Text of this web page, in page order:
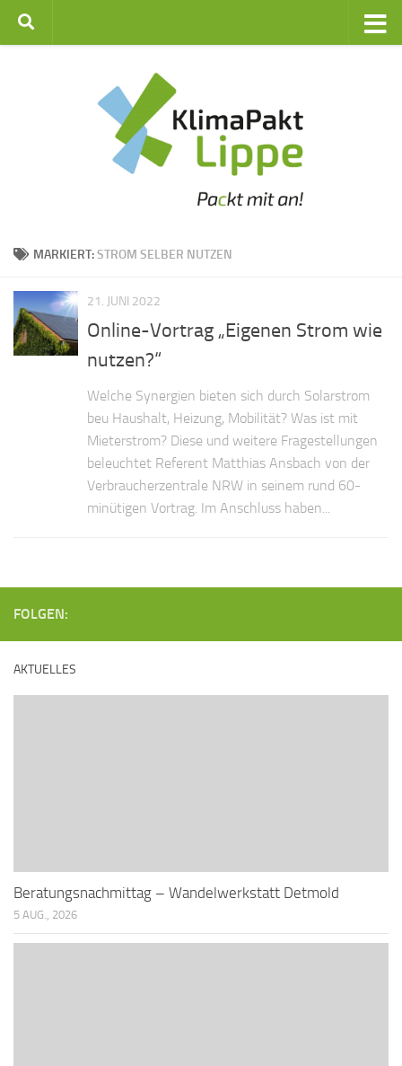
Zum Inhalt springen
MARKIERT:STROM SELBER NUTZEN
21. JUNI 2022
Online-Vortrag „Eigenen Strom wie
nutzen?“
Welche Synergien bieten sich durch Solarstrom
beu Haushalt, Heizung, Mobilität? Was ist mit
Mieterstrom? Diese und weitere Fragestellungen
beleuchtet Referent Matthias Ansbach von der
Verbraucherzentrale NRW in seinem rund 60-
minütigen Vortrag. Im Anschluss haben...
FOLGEN:
AKTUELLES
Beratungsnachmittag – Wandelwerkstatt Detmold
5 AUG., 2026